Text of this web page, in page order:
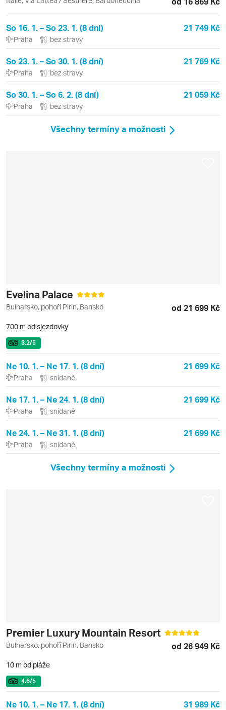
So 16. 1. – So 23. 1. (8 dní) 21 749 Kč
Praha bez stravy
So 23. 1. – So 30. 1. (8 dní) 21 769 Kč
Praha bez stravy
So 30. 1. – So 6. 2. (8 dní) 21 059 Kč
Praha bez stravy
Všechny termíny a možnosti
Evelina Palace
Bulharsko, pohoří Pirin, Bansko od 21 699 Kč
700 m od sjezdovky
3.2/5
Ne 10. 1. – Ne 17. 1. (8 dní) 21 699 Kč
Praha snídaně
Ne 17. 1. – Ne 24. 1. (8 dní) 21 699 Kč
Praha snídaně
Ne 24. 1. – Ne 31. 1. (8 dní) 21 699 Kč
Praha snídaně
Všechny termíny a možnosti
Premier Luxury Mountain Resort
Bulharsko, pohoří Pirin, Bansko od 26 949 Kč
10 m od pláže
4.6/5
Ne 10. 1. – Ne 17. 1. (8 dní) 31 989 Kč